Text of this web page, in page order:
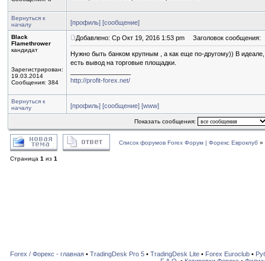
Вернуться к
началу
[профиль] [сообщение]
Black
Flamethrower
кандидат
Зарегистрирован:
19.03.2014
Сообщения: 384
Добавлено: Ср Окт 19, 2016 1:53 pm Заголовок сообщения:
Нужно быть банком крупным , а как еще по-другому)) В
есть вывод на торговые площадки.
http://profit-forex.net/
Вернуться к
началу
[профиль] [сообщение] [www]
Показать сообщения:
Список форумов Forex Форум | Форекс Евроклуб »
Страница 1 из 1
Forex / Форекс - главная• TradingDesk Pro 5• TradingDesk Lite• Forex Euroclub•